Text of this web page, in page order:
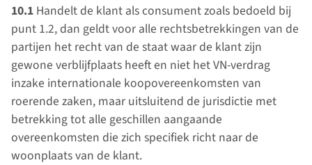
10.1 Handelt de klant als consument zoals bedoeld bij
punt 1.2, dan geldt voor alle rechtsbetrekkingen van de
partijen het recht van de staat waar de klant zijn
gewone verblijfplaats heeft en niet het VN-verdrag
inzake internationale koopovereenkomsten van
roerende zaken, maar uitsluitend de jurisdictie met
betrekking tot alle geschillen aangaande
overeenkomsten die zich specifiek richt naar de
woonplaats van de klant.